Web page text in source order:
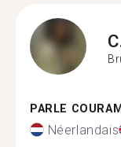
PARLE
Néerlandais